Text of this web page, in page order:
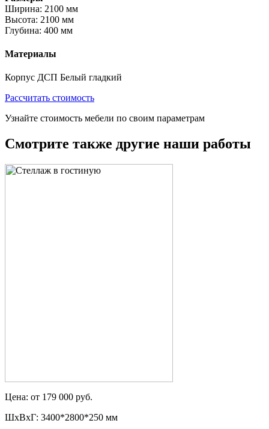
Ширина: 2100 мм
Высота: 2100 мм
Глубина: 400 мм
Материалы
Корпус ДСП Белый гладкий
Рассчитать стоимость
Узнайте стоимость мебели по своим параметрам
Смотрите также другие наши работы
Цена: от 179 000 руб.
ШxВxГ: 3400*2800*250 мм